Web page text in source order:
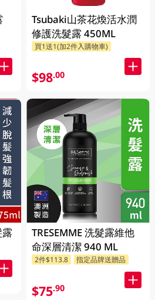
Tsubaki山茶花煥活水潤
修護洗髮露 450ML
買1送1(加2件入購物車)
$98.00
TRESEMME 洗髮露維他
命深層清潔 940 ML
2件$113.8 指定品牌送贈品
$75.90